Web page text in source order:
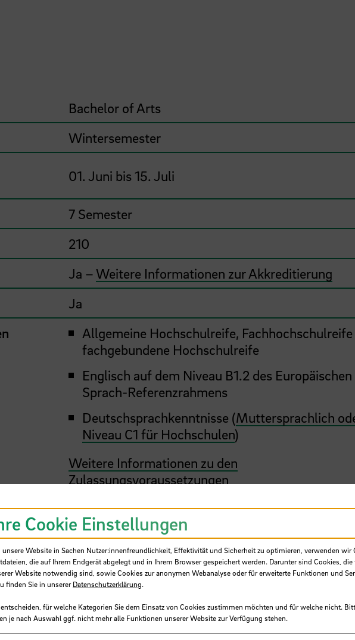
Bachelor of Arts
Wintersemester
01. Juni bis 15. Juli
7 Semester
210
Ja –Weitere Informationen zur Akkreditierung
Ja
Allgemeine Hochschulreife,
fachgebundene Hochschulreife
Englisch auf dem Niveau B1.2 des Europäischen
Sprach-Referenzrahmens
Deutschsprachkenntnisse (Muttersprachlich
Niveau C1 für Hochschulen)
Weitere Informationen zu den
Zulassungsvoraussetzungen
Deutsch
Fakultät Gesellschaftswissenschaften
Ja
Cookie Einstellungen
unsere Website in Sachen Nutzer:innenfreundlichkeit, Effektivität und Sicherheit zu optimieren, verwenden wir
die auf Ihrem Endgerät abgelegt und in Ihrem Browser gespeichert werden. Darunter sind Cookies,
Website notwendig sind, sowie Cookies zur anonymen Webanalyse oder für erweiterte Funktionen und
finden Sie in unsererDatenschutzerklärung.
für welche Kategorien Sie dem Einsatz von Cookies zustimmen möchten und für welche nicht.
je nach Auswahl ggf. nicht mehr alle Funktionen unserer Website zur Verfügung stehen.